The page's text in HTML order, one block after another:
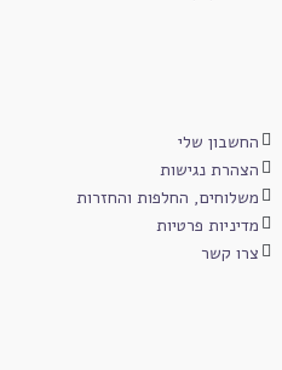
החשבון שלי
הצהרת נגישות
משלוחים, החלפות והחזרות
מדיניות פרטיות
צרו קשר